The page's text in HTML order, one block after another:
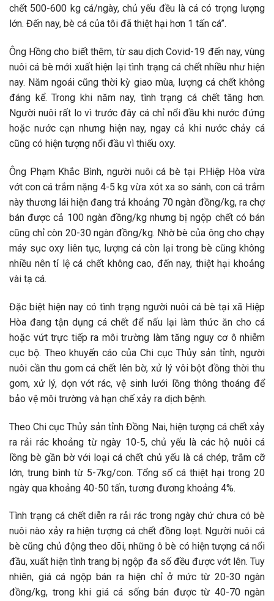
chết 500-600 kg cá/ngày, chủ yếu đều là cá có trọng lượng
lớn. Đến nay, bè cá của tôi đã thiệt hại hơn 1 tấn cá”.
Ông Hồng cho biết thêm, từ sau dịch Covid-19 đến nay, vùng
nuôi cá bè mới xuất hiện lại tình trạng cá chết nhiều như hiện
nay. Năm ngoái cũng thời kỳ giao mùa, lượng cá chết không
đáng kể. Trong khi năm nay, tình trạng cá chết tăng hơn.
Người nuôi rất lo vì trước đây cá chỉ nổi đầu khi nước đứng
hoặc nước cạn nhưng hiện nay, ngay cả khi nước chảy cá
cũng có hiện tượng nổi đầu vì thiếu oxy.
Ông Phạm Khắc Bình, người nuôi cá bè tại P.Hiệp Hòa vừa
vớt con cá trắm nặng 4-5 kg vừa xót xa so sánh, con cá trắm
này thương lái hiện đang trả khoảng 70 ngàn đồng/kg, ra chợ
bán được cả 100 ngàn đồng/kg nhưng bị ngộp chết có bán
cũng chỉ còn 20-30 ngàn đồng/kg. Nhờ bè của ông cho chạy
máy sục oxy liên tục, lượng cá còn lại trong bè cũng không
nhiều nên tỉ lệ cá chết không cao, đến nay, thiệt hại khoảng
vài tạ cá.
Đặc biệt hiện nay có tình trạng người nuôi cá bè tại xã Hiệp
Hòa đang tận dụng cá chết để nấu lại làm thức ăn cho cá
hoặc vứt trực tiếp ra môi trường làm tăng nguy cơ ô nhiễm
cục bộ. Theo khuyến cáo của Chi cục Thủy sản tỉnh, người
nuôi cần thu gom cá chết lên bờ, xử lý vôi bột đồng thời thu
gom, xử lý, dọn vớt rác, vệ sinh lưới lồng thông thoáng để
bảo vệ môi trường và hạn chế xảy ra dịch bệnh.
Theo Chi cục Thủy sản tỉnh Đồng Nai, hiện tượng cá chết xảy
ra rải rác khoảng từ ngày 10-5, chủ yếu là các hộ nuôi cá
lồng bè gần bờ với loại cá chết chủ yếu là cá chép, trắm cỡ
lớn, trung bình từ 5-7kg/con. Tổng số cá thiệt hại trong 20
ngày qua khoảng 40-50 tấn, tương đương khoảng 4%.
Tình trạng cá chết diễn ra rải rác trong ngày chứ chưa có bè
nuôi nào xảy ra hiện tượng cá chết đồng loạt. Người nuôi cá
bè cũng chủ động theo dõi, những ô bè có hiện tượng cá nổi
đầu, xuất hiện tình trang bị ngộp đa số đều được vớt lên. Tuy
nhiên, giá cá ngộp bán ra hiện chỉ ở mức từ 20-30 ngàn
đồng/kg, trong khi giá cá sống bán được từ 40-70 ngàn